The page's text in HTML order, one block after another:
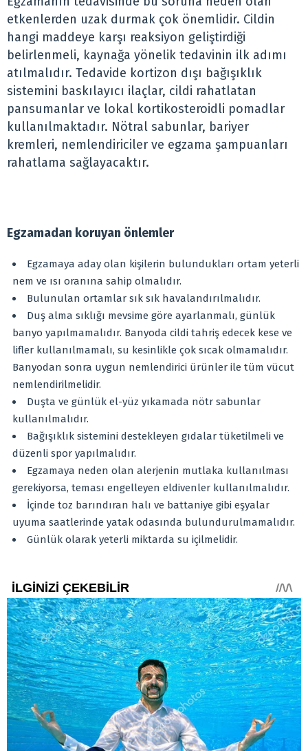
etkenlerden uzak durmak çok önemlidir. Cildin
hangi maddeye karşı reaksiyon geliştirdiği
belirlenmeli, kaynağa yönelik tedavinin ilk adımı
atılmalıdır. Tedavide kortizon dışı bağışıklık
sistemini baskılayıcı ilaçlar, cildi rahatlatan
pansumanlar ve lokal kortikosteroidli pomadlar
kullanılmaktadır. Nötral sabunlar, bariyer
kremleri, nemlendiriciler ve egzama şampuanları
rahatlama sağlayacaktır.
Egzamadan koruyan önlemler
Egzamaya aday olan kişilerin bulundukları ortam yeterli
nem ve ısı oranına sahip olmalıdır.
Bulunulan ortamlar sık sık havalandırılmalıdır.
Duş alma sıklığı mevsime göre ayarlanmalı, günlük
banyo yapılmamalıdır. Banyoda cildi tahriş edecek kese ve
lifler kullanılmamalı, su kesinlikle çok sıcak olmamalıdır.
Banyodan sonra uygun nemlendirici ürünler ile tüm vücut
nemlendirilmelidir.
Duşta ve günlük el-yüz yıkamada nötr sabunlar
kullanılmalıdır.
Bağışıklık sistemini destekleyen gıdalar tüketilmeli ve
düzenli spor yapılmalıdır.
Egzamaya neden olan alerjenin mutlaka kullanılması
gerekiyorsa, teması engelleyen eldivenler kullanılmalıdır.
İçinde toz barındıran halı ve battaniye gibi eşyalar
uyuma saatlerinde yatak odasında bulundurulmamalıdır.
Günlük olarak yeterli miktarda su içilmelidir.